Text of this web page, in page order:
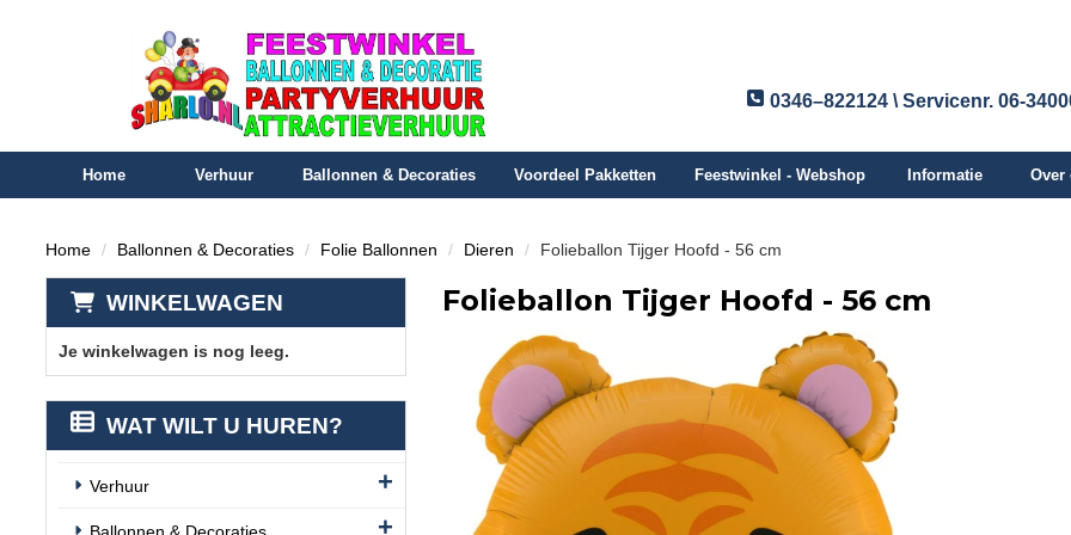
0346–822124 \ Servicenr. 06-
Home Verhuur Ballonnen & Decoraties Voordeel Pakketten Feestwinkel - Webshop Informatie Over
Home Ballonnen & Decoraties Folie Ballonnen Dieren Folieballon Tijger Hoofd - 56 cm
WINKELWAGEN
Je winkelwagen is nog leeg.
WAT WILT U HUREN?
Verhuur
Folieballon Tijger Hoofd - 56 cm